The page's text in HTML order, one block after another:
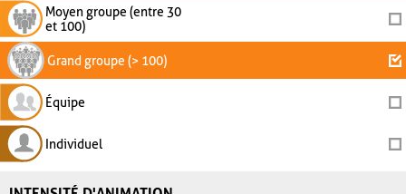
Moyen groupe (entre 30
et 100)
Grand groupe (> 100)
Équipe
Individuel